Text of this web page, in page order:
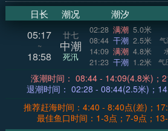
日长 潮况 潮汐
05:17
~
18:58
廿七
中潮
死汛
02:28 满潮 5.0米
08:44 干潮 2.5米
14:09 满潮 4.8米
21:23 干潮 1.2米
气
气
涨潮时间： 08:44 - 14:09(4.8
退潮时间： 02:28 - 08:44(2.5
推荐赶海时间：4:40 - 8:40点(差)；
最佳鱼口时间：1-3点；7-9点；